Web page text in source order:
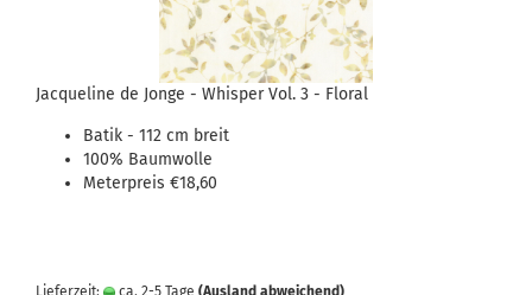
Jacqueline de Jonge - Whisper Vol. 3 - Floral
Batik - 112 cm breit
100% Baumwolle
Meterpreis €18,60
Lieferzeit: ca. 2-5 Tage (Ausland abweichend)